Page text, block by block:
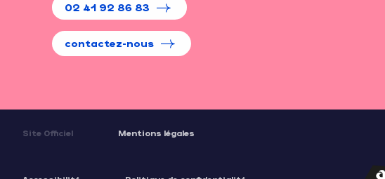
02 41 92 86 83
contactez-nous
Site Officiel Mentions légales